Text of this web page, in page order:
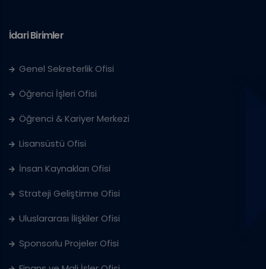
İdari Birimler
Genel Sekreterlik Ofisi
Öğrenci İşleri Ofisi
Öğrenci & Kariyer Merkezi
Lisansüstü Ofisi
İnsan Kaynakları Ofisi
Strateji Geliştirme Ofisi
Uluslararası İlişkiler Ofisi
Sponsorlu Projeler Ofisi